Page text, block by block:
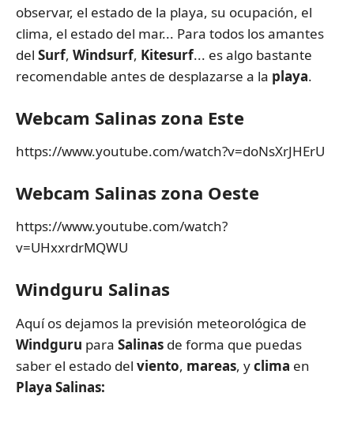
observar, el estado de la playa, su ocupación, el
clima, el estado del mar... Para todos los amantes
del Surf, Windsurf, Kitesurf... es algo bastante
recomendable antes de desplazarse a la playa.
Webcam Salinas zona Este
https://www.youtube.com/watch?v=doNsXrJHErU
Webcam Salinas zona Oeste
https://www.youtube.com/watch?
v=UHxxrdrMQWU
Windguru Salinas
Aquí os dejamos la previsión meteorológica de
Windguru para Salinas de forma que puedas
saber el estado del viento, mareas, yclima en
Playa Salinas: